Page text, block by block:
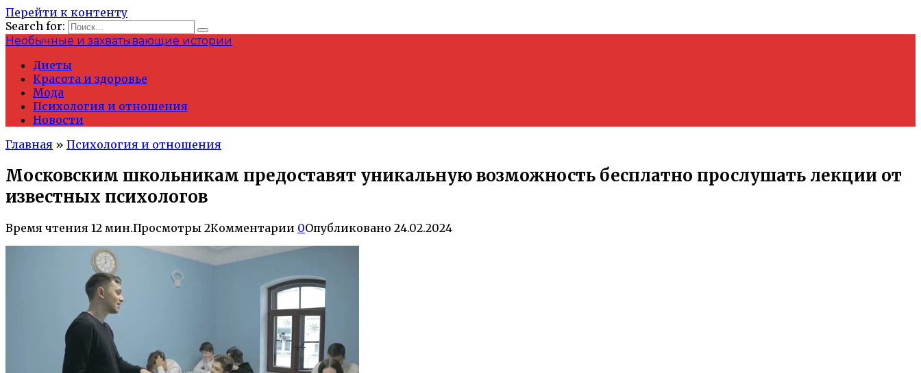
Перейти к контенту
Search for:
Необычные и захватывающие истории
Диеты
Красота и здоровье
Мода
Психология и отношения
Новости
Главная » Психология и отношения
Московским школьникам предоставят уникальную возможность бесплатно прослушать лекции от
известных психологов
Время чтения 12 мин.Просмотры 2Комментарии 0Опубликовано 24.02.2024